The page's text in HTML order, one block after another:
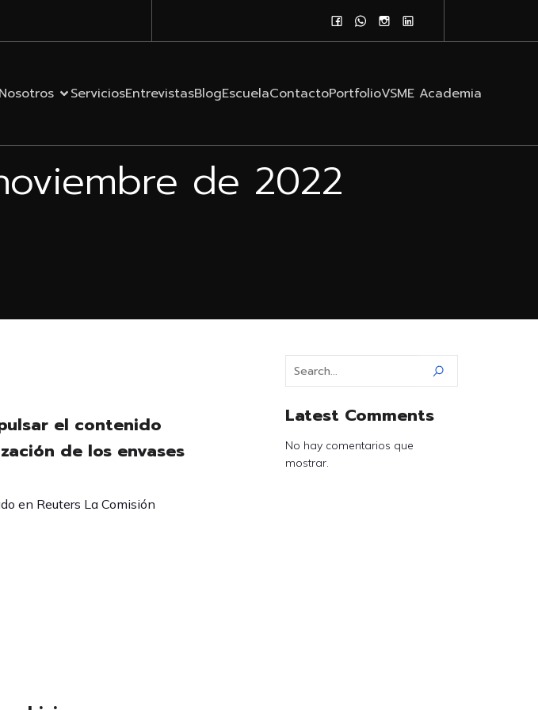
Nosotros ServiciosEntrevistasBlogEscuelaContactoPortfolioVSME Academia
de 2022
el contenido
de los envases
en Reuters La Comisión
Latest Comments
No hay comentarios que
mostrar.